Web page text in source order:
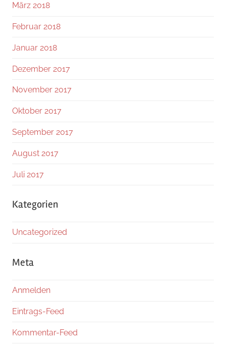
März 2018
Februar 2018
Januar 2018
Dezember 2017
November 2017
Oktober 2017
September 2017
August 2017
Juli 2017
Kategorien
Uncategorized
Meta
Anmelden
Eintrags-Feed
Kommentar-Feed